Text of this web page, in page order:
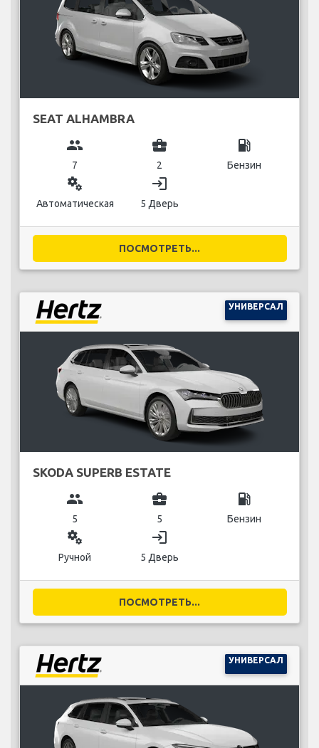
SEAT ALHAMBRA
group
7
business_center
2
local_gas_station
Бензин
miscellaneous_services
Автоматическая
login
5 Дверь
ПОСМОТРЕТЬ...
УНИВЕРСАЛ
SKODA SUPERB ESTATE
group
5
business_center
5
local_gas_station
Бензин
miscellaneous_services
Ручной
login
5 Дверь
ПОСМОТРЕТЬ...
УНИВЕРСАЛ